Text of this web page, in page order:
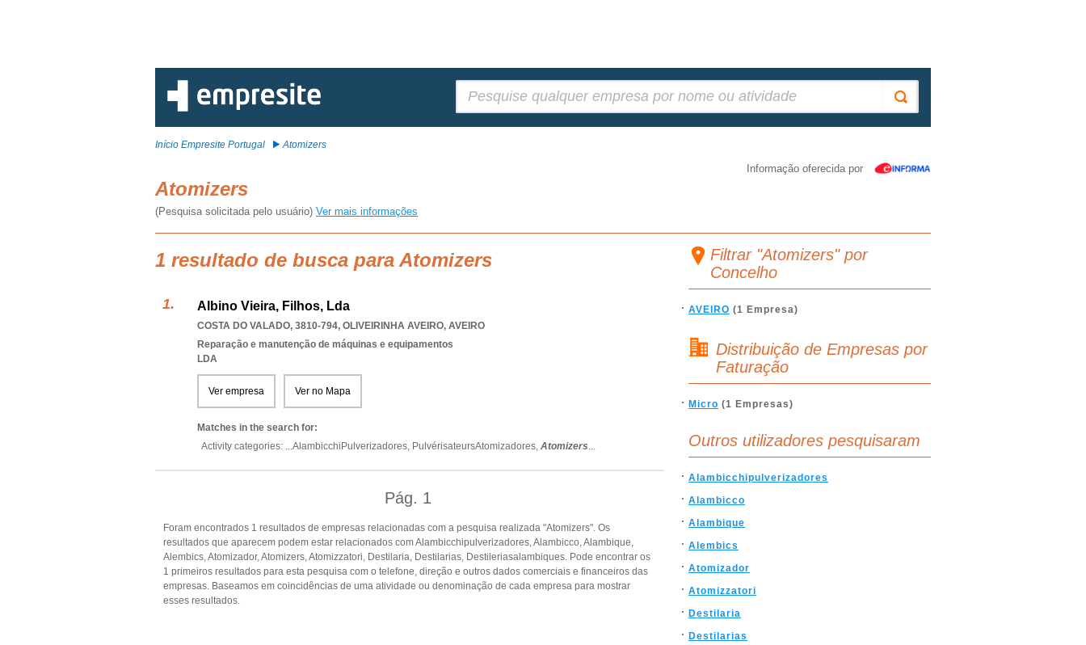
Início Empresite Portugal Atomizers
Informação oferecida por
Atomizers
(Pesquisa solicitada pelo usuário) Ver mais informações
1 resultado de busca para Atomizers
Albino Vieira, Filhos, Lda
COSTA DO VALADO, 3810-794, OLIVEIRINHA AVEIRO, AVEIRO
Reparação e manutenção de máquinas e equipamentos
LDA
Ver empresa Ver no Mapa
Matches in the search for:
Activity categories: ...AlambicchiPulverizadores, PulvérisateursAtomizadores, Atomizers...
Pág. 1
Foram encontrados 1 resultados de empresas relacionadas com a pesquisa realizada "Atomizers". Os
resultados que aparecem podem estar relacionados com Alambicchipulverizadores, Alambicco, Alambique,
Alembics, Atomizador, Atomizers, Atomizzatori, Destilaria, Destilarias, Destileriasalambiques. Pode encontrar os
1 primeiros resultados para esta pesquisa com o telefone, direção e outros dados comerciais e financeiros das
empresas. Baseamos em coincidências de uma atividade ou denominação de cada empresa para mostrar
esses resultados.
Filtrar "Atomizers" por
Concelho
AVEIRO (1 Empresa)
Distribuição de Empresas por
Faturação
Micro (1 Empresas)
Outros utilizadores pesquisaram
Alambicchipulverizadores
Alambicco
Alambique
Alembics
Atomizador
Atomizzatori
Destilaria
Destilarias